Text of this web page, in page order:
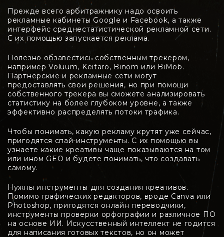
Прежде всего арбитражнику надо освоить
рекламные кабинеты Google и Facebook, а также
интерфейс среднестатистической рекламной сети.
С их помощью запускается реклама.
Полезно обзавестись собственным трекером,
например Voluum, Keitaro, Binom или BiMob.
Партнёрские и рекламные сети могут
предоставлять свои решения, но при помощи
собственного трекера вы сможете анализировать
статистику на более глубоком уровне, а также
эффективно распределять потоки трафика.
Чтобы понимать, какую рекламу крутят уже сейчас,
пригодятся спай-инструменты. С их помощью вы
узнаете какие креативы чаще показываются на том
или ином GEO и будете понимать, что создавать
самому.
Нужны инструменты для создания креативов.
Помимо графических редакторов, вроде Canva или
Photoshop, пригодятся онлайн переводчики,
инструменты проверки орфографии и различное ПО
на основе ИИ. Искусственный интеллект не годится
для написания готовых текстов, но он может